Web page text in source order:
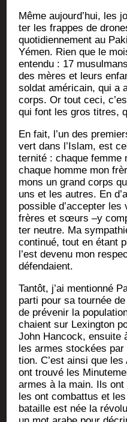
Même aujourd’hui, les
ter les frappes de
quo­ti­dien­ne­ment au
Yémen. Rien que le
enten­du : 17
des mères et leurs
sol­dat amé­ri­cain, qui a
corps. Or tout ceci,
qui font les gros titres,
En fait, l’un des
vert dans l’Islam, est
ter­ni­té : chaque
chaque homme mon
mons un grand corps
uns et les autres. En
pos­sible d’accepter
frères et sœurs –y
ter neutre. Ma
conti­nué, tout en étant
l’est deve­nu mon
défendaient.
Tan­tôt, j’ai men­tion­né
par­ti pour sa tour­née
de pré­ve­nir la
chaient sur Lexing­ton
John Han­cock, ensuite
les armes sto­ckées
tion. C’est ain­si que
ont trou­vé les
armes à la main. Ils
les ont com­bat­tus et
bataille est née la